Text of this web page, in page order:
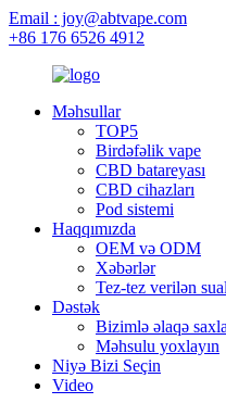
Email : joy@abtvape.com
+86 176 6526 4912
Məhsullar
TOP5
Birdəfəlik vape
CBD batareyası
CBD cihazları
Pod sistemi
Haqqımızda
OEM və ODM
Xəbərlər
Tez-tez verilən
Dəstək
Bizimlə əlaqə
Məhsulu yoxlayın
Niyə Bizi Seçin
Video